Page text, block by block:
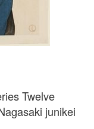
Twelve
junikei